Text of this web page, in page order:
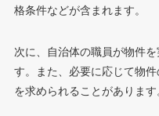
格条件などが含まれます。
次に、自治体の職員が物件
す。また、必要に応じて物
を求められることがあります